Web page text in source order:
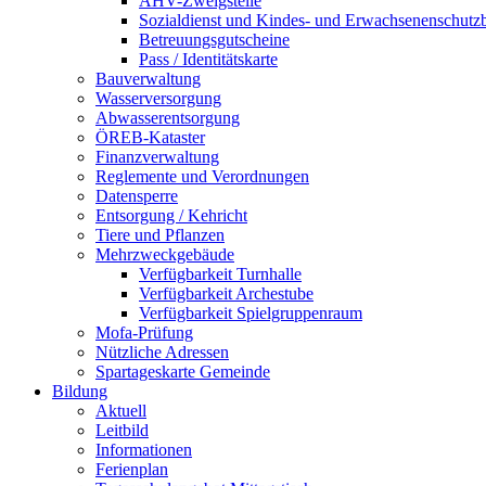
Sozialdienst und Kindes- und
Betreuungsgutscheine
Pass / Identitätskarte
Bauverwaltung
Wasserversorgung
Abwasserentsorgung
ÖREB-Kataster
Finanzverwaltung
Reglemente und Verordnungen
Datensperre
Entsorgung / Kehricht
Tiere und Pflanzen
Mehrzweckgebäude
Verfügbarkeit Turnhalle
Verfügbarkeit Archestube
Verfügbarkeit Spielgruppenraum
Mofa-Prüfung
Nützliche Adressen
Spartageskarte Gemeinde
Bildung
Aktuell
Leitbild
Informationen
Ferienplan